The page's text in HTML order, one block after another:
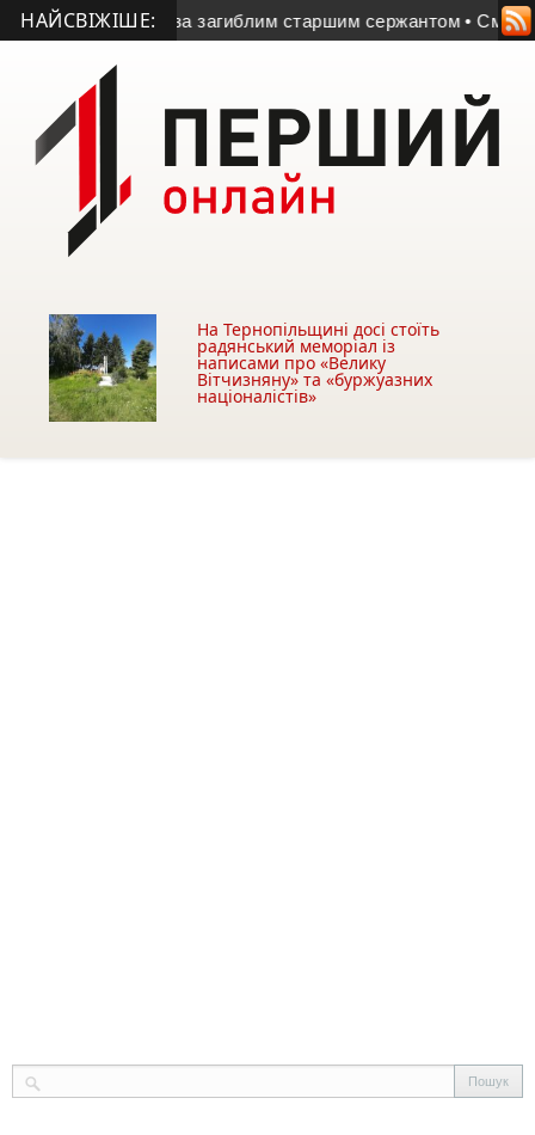
НАЙСВІЖІШЕ:
за загиблим старшим сержантом • Смертельна
На Тернопільщині досі стоїть
радянський меморіал із
написами про «Велику
Вітчизняну» та «буржуазних
націоналістів»